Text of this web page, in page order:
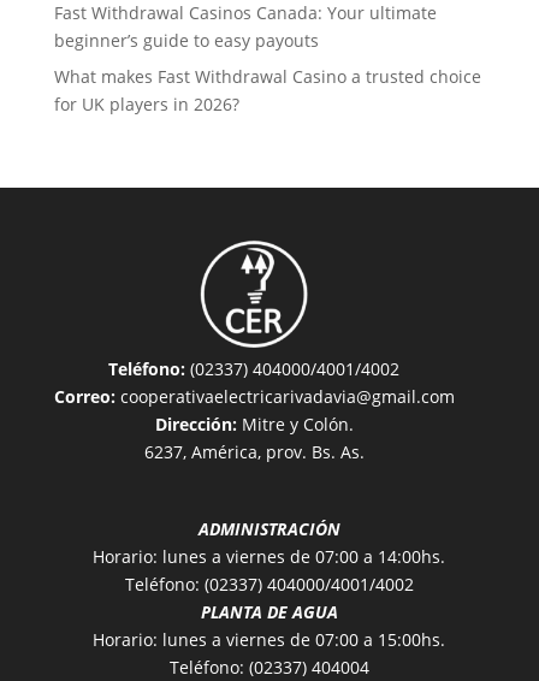
Fast Withdrawal Casinos Canada: Your ultimate
beginner’s guide to easy payouts
What makes Fast Withdrawal Casino a trusted choice
for UK players in 2026?
Teléfono: (02337) 404000/4001/4002
Correo:cooperativaelectricarivadavia@gmail.com
Dirección: Mitre y Colón.
6237, América, prov. Bs. As.
ADMINISTRACIÓN
Horario: lunes a viernes de 07:00 a 14:00hs.
Teléfono: (02337) 404000/4001/4002
PLANTA DE AGUA
Horario: lunes a viernes de 07:00 a 15:00hs.
Teléfono: (02337) 404004